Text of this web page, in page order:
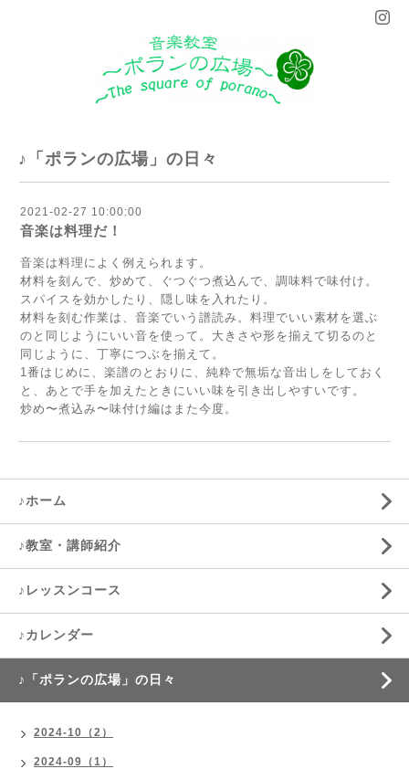
♪「ポランの広場」の日々
2021-02-27 10:00:00
音楽は料理だ！
音楽は料理によく例えられます。
材料を刻んで、炒めて、ぐつぐつ煮込んで、調味料で味付け。
スパイスを効かしたり、隠し味を入れたり。
材料を刻む作業は、音楽でいう譜読み。料理でいい素材を選ぶ
のと同じようにいい音を使って。大きさや形を揃えて切るのと
同じように、丁寧につぶを揃えて。
1番はじめに、楽譜のとおりに、純粋で無垢な音出しをしておく
と、あとで手を加えたときにいい味を引き出しやすいです。
炒め〜煮込み〜味付け編はまた今度。
♪ホーム
♪教室・講師紹介
♪レッスンコース
♪カレンダー
♪「ポランの広場」の日々
2024-10（2）
2024-09（1）